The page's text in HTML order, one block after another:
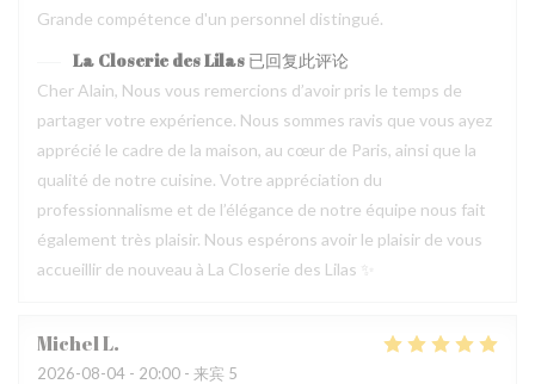
Grande compétence d'un personnel distingué.
La Closerie des Lilas 已回复此评论
Cher Alain, Nous vous remercions d’avoir pris le temps de
partager votre expérience. Nous sommes ravis que vous ayez
apprécié le cadre de la maison, au cœur de Paris, ainsi que la
qualité de notre cuisine. Votre appréciation du
professionnalisme et de l’élégance de notre équipe nous fait
également très plaisir. Nous espérons avoir le plaisir de vous
accueillir de nouveau à La Closerie des Lilas ✨
MichelL
2026-08-04 - 20:00 - 来宾 5